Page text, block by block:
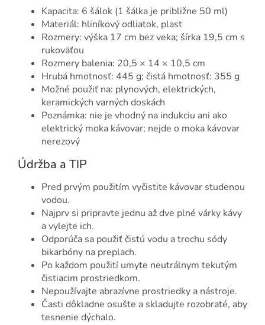
Kapacita: 6 šálok (1 šálka je približne 50 ml)
Materiál: hliníkový odliatok, plast
Rozmery: výška 17 cm bez veka; šírka 19,5 cm s
rukoväťou
Rozmery balenia: 20,5 × 14 × 10,5 cm
Hrubá hmotnosť: 445 g; čistá hmotnosť: 355 g
Možné použiť na: plynových, elektrických,
keramických varných doskách
Poznámka: nie je vhodný na indukciu ani ako
elektrický moka kávovar; nejde o moka kávovar
nerezový
Údržba a TIP
Pred prvým použitím vyčistite kávovar studenou
vodou.
Najprv si pripravte jednu až dve plné várky kávy
a vylejte ich.
Odporúča sa použiť čistú vodu a trochu sódy
bikarbóny na preplach.
Po každom použití umyte neutrálnym tekutým
čistiacim prostriedkom.
Nepoužívajte abrazívne prostriedky a nástroje.
Časti dôkladne osušte a skladujte rozobraté, aby
tesnenie dýchalo.